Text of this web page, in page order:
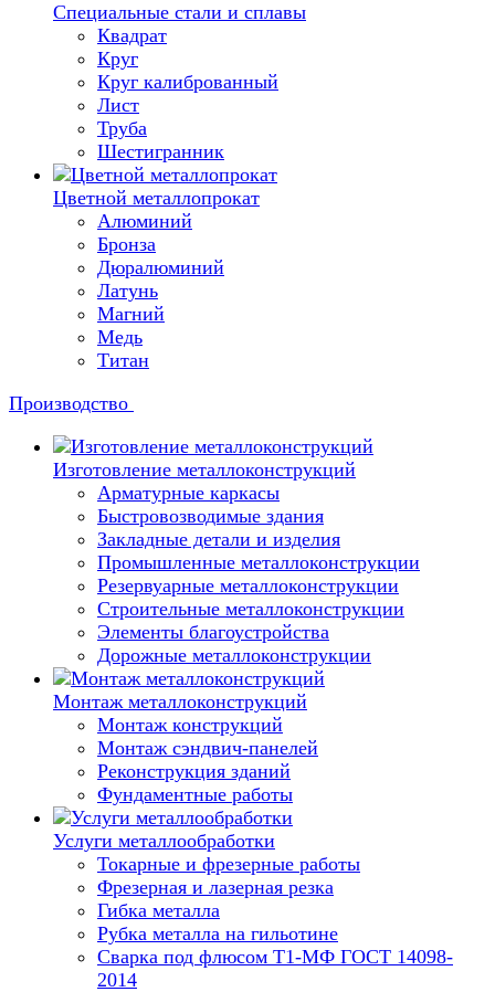
Специальные стали и сплавы
Квадрат
Круг
Круг калиброванный
Лист
Труба
Шестигранник
Цветной металлопрокат
Алюминий
Бронза
Дюралюминий
Латунь
Магний
Медь
Титан
Производство
Изготовление металлоконструкций
Арматурные каркасы
Быстровозводимые здания
Закладные детали и изделия
Промышленные металлоконструкции
Резервуарные металлоконструкции
Строительные металлоконструкции
Элементы благоустройства
Дорожные металлоконструкции
Монтаж металлоконструкций
Монтаж конструкций
Монтаж сэндвич-панелей
Реконструкция зданий
Фундаментные работы
Услуги металлообработки
Токарные и фрезерные работы
Фрезерная и лазерная резка
Гибка металла
Рубка металла на гильотине
Сварка под флюсом Т1-МФ ГОСТ 14098-
2014